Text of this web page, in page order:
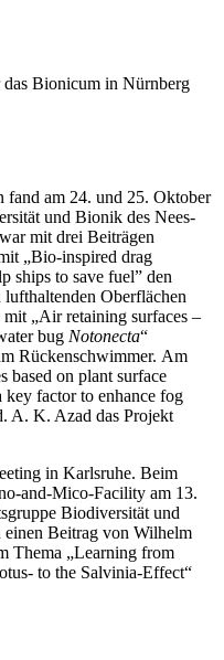
das Bionicum in Nürnberg
am 24. und 25. Oktober
und Bionik des Nees-
mit drei Beiträgen
„Bio-inspired drag
ships to save fuel” den
Oberflächen
„Air retaining surfaces –
bug Notonecta“
Rückenschwimmer. Am
based on plant surface
key factor to enhance fog
A. K. Azad das Projekt
in Karlsruhe. Beim
and-Mico-Facility am 13.
Biodiversität und
Beitrag von Wilhelm
Thema „Learning from
to the Salvinia-Effect“